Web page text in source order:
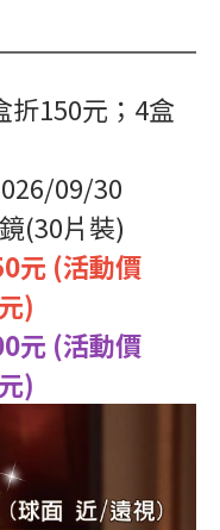
折150元；4盒
09/30
(30片裝)
元 (活動價
)
元 (活動價
)